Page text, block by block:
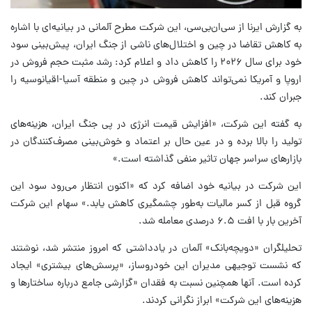
به گزارش ایرنا از سی‌ان‌بی‌سی، این شرکت مطرح آلمانی در بیانیه‌ای با اشاره
به کاهش تقاضا در چین و اختلال‌های ناشی از جنگ ایران، پیش‌بینی سود
خود برای سال ۲۰۲۶ را کاهش داد و اعلام کرد: رشد مثبت حجم فروش در
اروپا و آمریکا نمی‌تواند کاهش فروش در چین و منطقه آسیا-اقیانوسیه را
جبران کند.
به گفته این شرکت، «افزایش قیمت انرژی در پی جنگ ایران، هزینه‌های
تولید را بالا برده و در عین حال بر اعتماد و خوش‌بینی مصرف‌کنندگان در
بازارهای سراسر جهان تاثیر منفی گذاشته است.»
این شرکت در بیانیه خود اضافه کرد که «اکنون انتظار می‌رود سود این
گروه قبل از کسر مالیات به‌طور چشمگیری کاهش یابد.» سهام این شرکت
آخرین بار با افت ۶.۵ درصدی معامله شد.
تحلیلگران «دویچه‌بانک» آلمان در یادداشتی که امروز منتشر شد، نوشتند
که نشست توجیهی مدیران این خودروساز، «پرسش‌های بیشتری» ایجاد
کرده است. آنها همچنین نسبت به فقدان «گزارشی جامع درباره ساختارها و
هزینه‌های این شرکت» ابراز نگرانی کردند.